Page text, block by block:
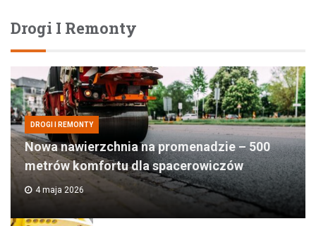
Drogi I Remonty
DROGI I REMONTY
Nowa nawierzchnia na promenadzie – 500
metrów komfortu dla spacerowiczów
4 maja 2026